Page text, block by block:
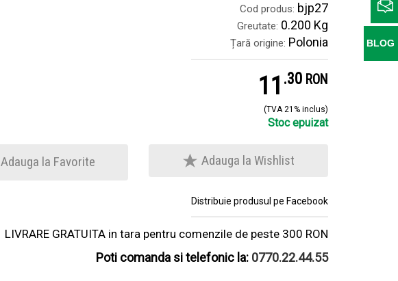
Cod produs: bjp27
Greutate: 0.200 Kg
Țară origine: Polonia
11 .3 RON
(TVA 21% inclus)
Stoc epuizat
Adauga la Favorite Adauga la Wishlist
Distribuie produsul pe Facebook
LIVRARE GRATUITA in tara pentru comenzile de peste 300 RON
Poti comanda si telefonic la: 0770.22.44.55
BLOG